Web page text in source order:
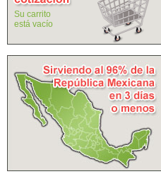
Su carrito
está vacío